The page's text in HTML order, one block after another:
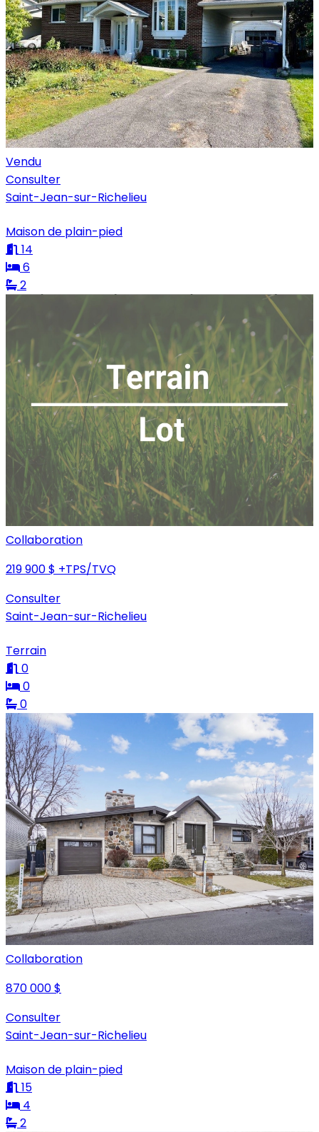
Vendu
Consulter
Saint-Jean-sur-Richelieu
Maison de plain-pied
14
6
2
Collaboration
219 900 $ +TPS/TVQ
Consulter
Saint-Jean-sur-Richelieu
Terrain
0
0
0
Collaboration
870 000 $
Consulter
Saint-Jean-sur-Richelieu
Maison de plain-pied
15
4
2